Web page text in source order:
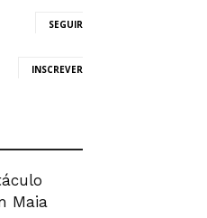
SEGUIR
INSCREVER
Maia